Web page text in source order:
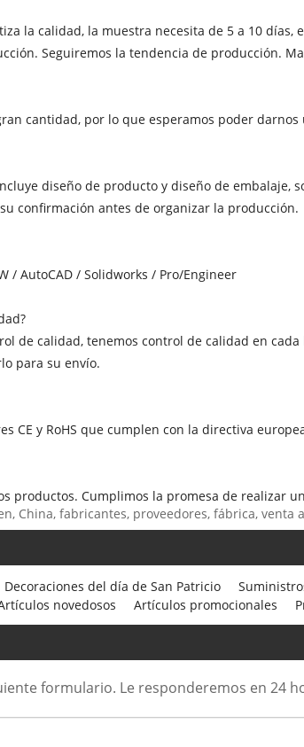
la calidad, la muestra necesita de 5 a 10 días,
Seguiremos la tendencia de producción.
cantidad, por lo que esperamos poder
diseño de producto y diseño de embalaje,
confirmación antes de organizar la producción.
/ AutoCAD / Solidworks / Pro/Engineer
de calidad, tenemos control de calidad en
para su envío.
CE y RoHS que cumplen con la directiva
productos. Cumplimos la promesa de realizar
China, fabricantes, proveedores, fábrica,
Decoraciones del día de San Patricio
novedosos
Artículos promocionales
formulario. Le responderemos en 24